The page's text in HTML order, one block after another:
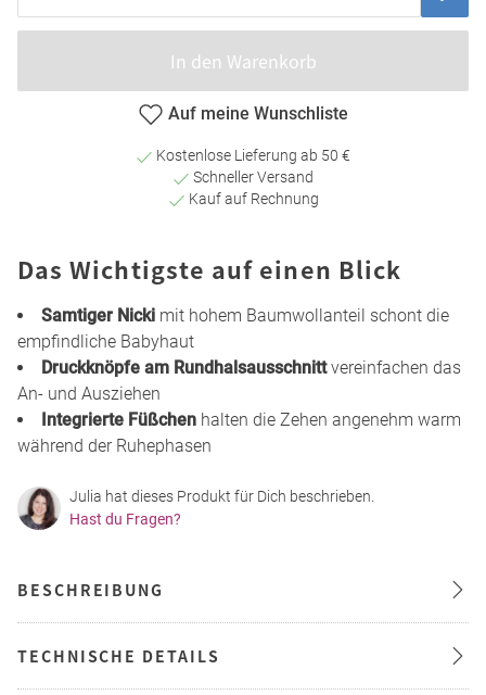
In den Warenkorb
Auf meine Wunschliste
Kostenlose Lieferung ab 50 €
Schneller Versand
Kauf auf Rechnung
Das Wichtigste auf einen Blick
Samtiger Nicki mit hohem Baumwollanteil schont die
empfindliche Babyhaut
Druckknöpfe am Rundhalsausschnittvereinfachen das
An- und Ausziehen
Integrierte Füßchen halten die Zehen angenehm warm
während der Ruhephasen
Julia hat dieses Produkt für Dich beschrieben.
Hast du Fragen?
BESCHREIBUNG
TECHNISCHE DETAILS